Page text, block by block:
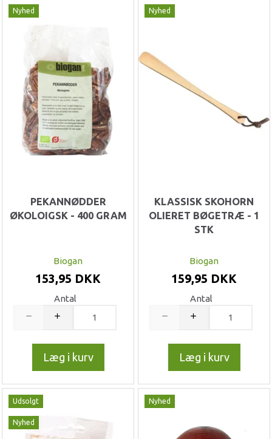
Nyhed
PEKANNØDDER
ØKOLOIGSK - 400 GRAM
Biogan
153,95 DKK
Antal
Læg i kurv
Nyhed
KLASSISK SKOHORN
OLIERET BØGETRÆ - 1
STK
Biogan
159,95 DKK
Antal
Læg i kurv
Udsolgt
Nyhed
Nyhed